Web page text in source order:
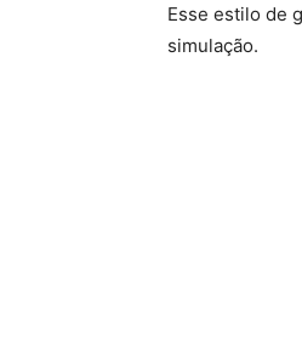
Esse estilo de
simulação.